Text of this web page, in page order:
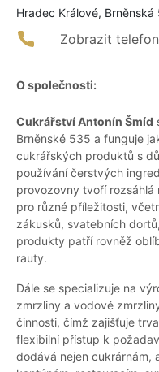
Hradec Králové, Brněnská
Zobrazit
O společnosti:
Cukrářství Antonín Šmíd
Brněnské 535 a funguje
cukrářských produktů s
používání čerstvých
provozovny tvoří
pro různé příležitosti,
zákusků, svatebních
produkty patří rovněž
rauty.
Dále se specializuje na
zmrzliny a vodové
činnosti, čímž zajišťuje
flexibilní přístup k
dodává nejen cukrárnám,